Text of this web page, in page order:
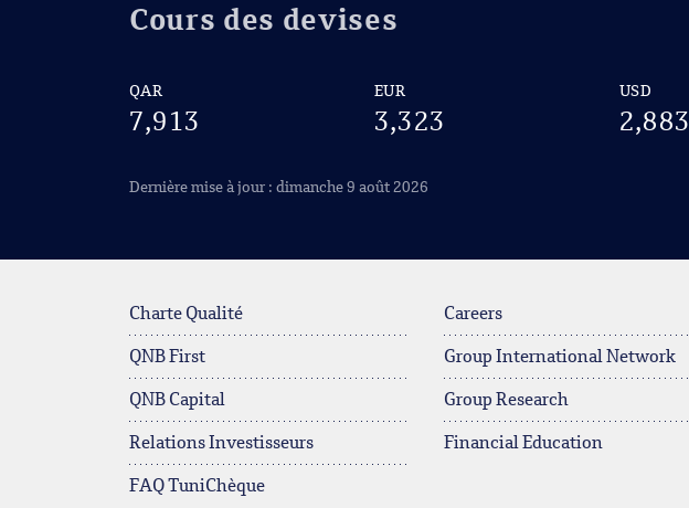
Cours des devises
QAR
7,913
EUR
3,323
USD
2,883
Dernière mise à jour : dimanche 9 août 2026
Charte Qualité
QNB First
QNB Capital
Relations Investisseurs
FAQ TuniChèque
Careers
Group International Network
Group Research
Financial Education